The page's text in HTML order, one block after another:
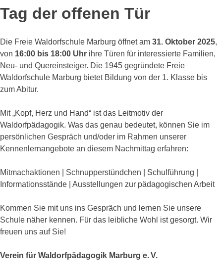
Tag der offenen Tür
Die Freie Waldorfschule Marburg öffnet am 31. Oktober 2025,
von 16:00 bis 18:00 Uhr ihre Türen für interessierte Familien,
Neu- und Quereinsteiger. Die 1945 gegründete Freie
Waldorfschule Marburg bietet Bildung von der 1. Klasse bis
zum Abitur.
Mit „Kopf, Herz und Hand“ ist das Leitmotiv der
Waldorfpädagogik. Was das genau bedeutet, können Sie im
persönlichen Gespräch und/oder im Rahmen unserer
Kennenlernangebote an diesem Nachmittag erfahren:
Mitmachaktionen | Schnupperstündchen | Schulführung |
Informationsstände | Ausstellungen zur pädagogischen Arbeit
Kommen Sie mit uns ins Gespräch und lernen Sie unsere
Schule näher kennen. Für das leibliche Wohl ist gesorgt. Wir
freuen uns auf Sie!
Verein für Waldorfpädagogik Marburg e. V.